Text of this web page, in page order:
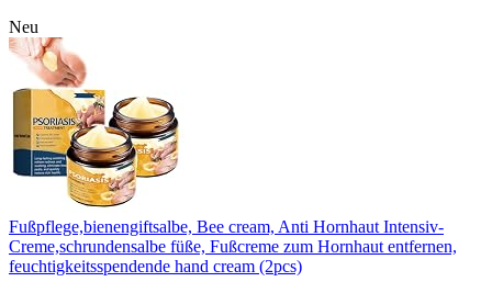
Neu
Fußpflege,bienengiftsalbe, Bee cream, Anti Hornhaut Intensiv-
Creme,schrundensalbe füße, Fußcreme zum Hornhaut entfernen,
feuchtigkeitsspendende hand cream (2pcs)